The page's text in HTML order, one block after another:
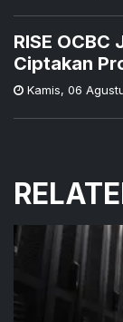
RISE
Ciptakan
Kamis, 06